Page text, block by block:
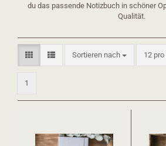
du das passende Notizbuch in schöner
Qualität.
Sortieren nach
Sortieren nach 12
pro
1